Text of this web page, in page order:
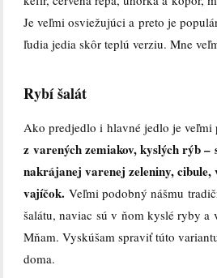
Je veľmi osviežujúci a preto je
ľudia jedia skôr teplú verziu. Mne
Rybí šalát
Ako predjedlo i hlavné jedlo je
z varených zemiakov, kyslých rýb –
nakrájanej varenej zeleniny, cibule,
vajíčok.Veľmi podobný nášmu
šalátu, naviac sú v ňom kyslé ryby a
Mňam. Vyskúšam spraviť túto
doma.